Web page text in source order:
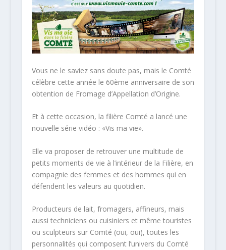
Vous ne le saviez sans doute pas, mais le Comté
célèbre cette année le 60ème anniversaire de son
obtention de Fromage d’Appellation d’Origine.
Et à cette occasion, la filière Comté a lancé une
nouvelle série vidéo : «Vis ma vie».
Elle va proposer de retrouver une multitude de
petits moments de vie à l’intérieur de la Filière, en
compagnie des femmes et des hommes qui en
défendent les valeurs au quotidien.
Producteurs de lait, fromagers, affineurs, mais
aussi techniciens ou cuisiniers et même touristes
ou sculpteurs sur Comté (oui, oui), toutes les
personnalités qui composent l’univers du Comté